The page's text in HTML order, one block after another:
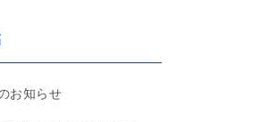
お知らせ